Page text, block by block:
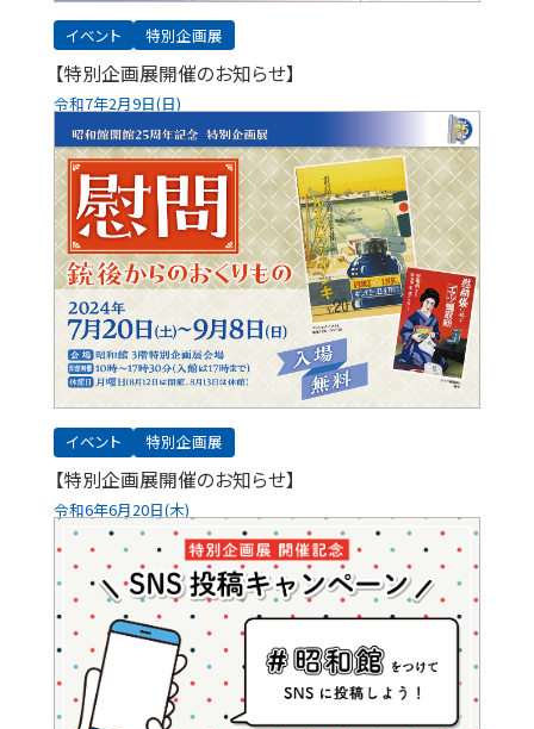
イベント 特別企画展
【特別企画展開催のお知らせ】
令和7年2月9日(日)
イベント 特別企画展
【特別企画展開催のお知らせ】
令和6年6月20日(木)